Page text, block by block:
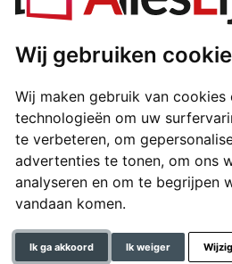
Wij gebruiken
Wij maken gebruik van
technologieën om uw
te verbeteren, om
advertenties te tonen, om ons
analyseren en om te begrijpen
vandaan komen.
Ik ga akkoord Ik weiger